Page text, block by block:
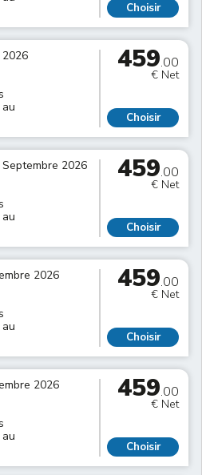
Choisir
459.00
€ Net
Choisir
2026
459.00
€ Net
Choisir
2026
459.00
€ Net
Choisir
2026
459.00
€ Net
Choisir